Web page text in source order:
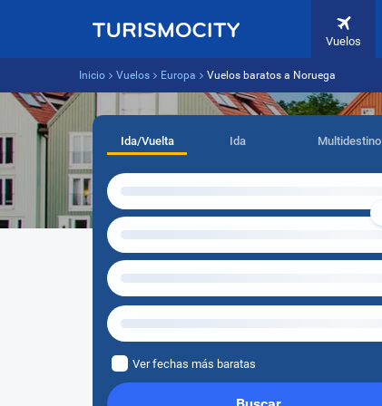
Vuelos
Inicio Vuelos Europa Vuelos baratos a Noruega
Ida/Vuelta Ida Multidestino
Ver fechas más baratas